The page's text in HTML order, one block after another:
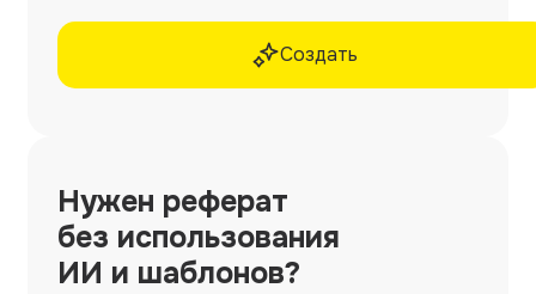
Создать
Нужен реферат
без использования
ИИ и шаблонов?